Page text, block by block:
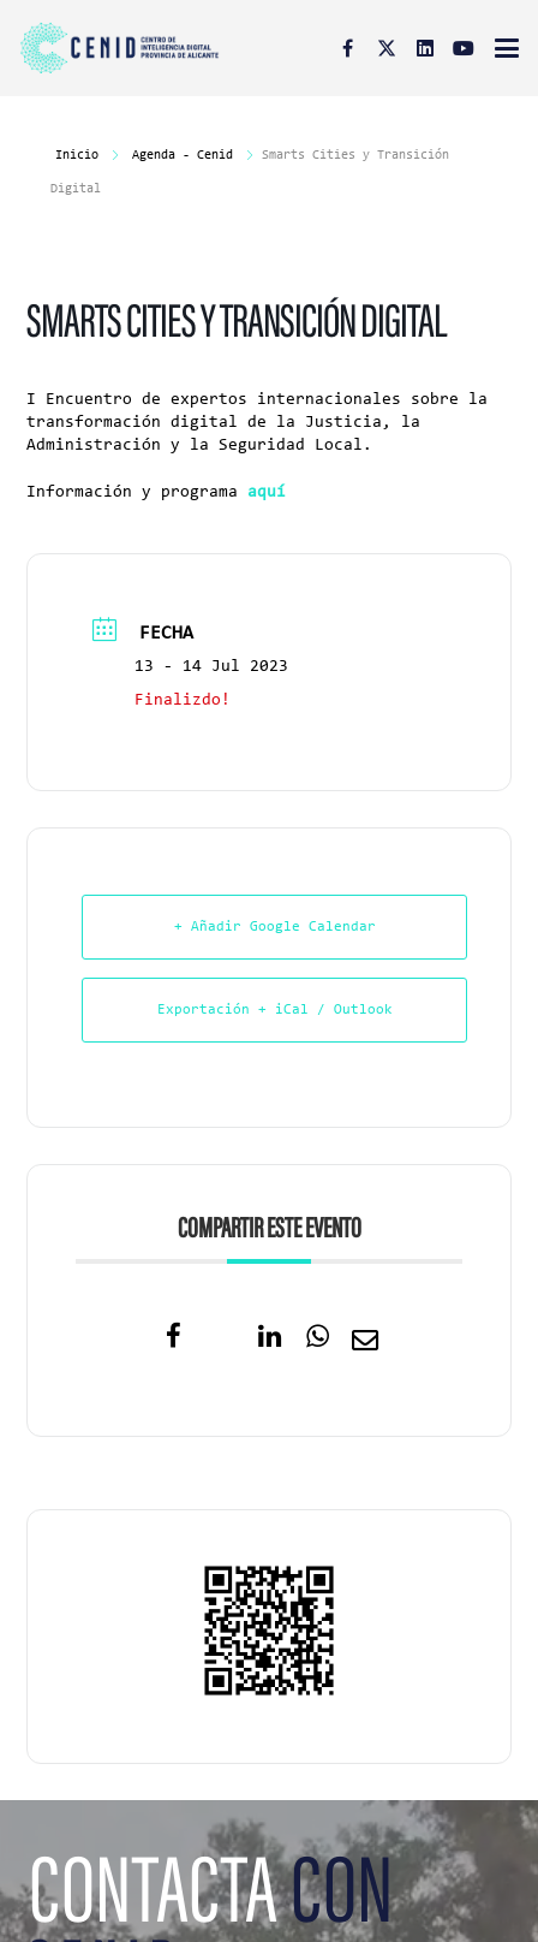
Inicio Agenda - Cenid Smarts Cities y Transición
Digital
SMARTS CITIES Y TRANSICIÓN DIGITAL
I Encuentro de expertos internacionales sobre la
transformación digital de la Justicia, la
Administración y la Seguridad Local.
Información y programa aquí
FECHA
13 - 14 Jul 2023
Finalizdo!
+ Añadir Google Calendar
Exportación + iCal / Outlook
COMPARTIR ESTE EVENTO
CONTACTACON